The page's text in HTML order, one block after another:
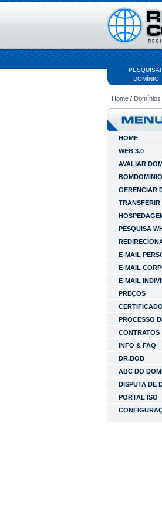
DOMÍNIO
Home /
HOME
WEB 3.0
AVALIAR
GERENCIAR
TRANSFERIR
PESQUISA
E-MAIL
E-MAIL
E-MAIL
PREÇOS
PROCESSO
CONTRATOS
INFO & FAQ
DR.BOB
ABC DO
DISPUTA DE
PORTAL ISO